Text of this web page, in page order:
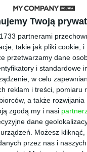
Twoją
partnerami
takie jak pliki cookie, i
przetwarzamy dane
i standardowe
w celu
reklam i treści, pomiaru
a także rozwijania
zgodą my i nasi
dane
Możesz
przez nas i
Dzięki
startup planuje
na nowe rynki
i na Filipinach),
AI i rozwój
z
się
World